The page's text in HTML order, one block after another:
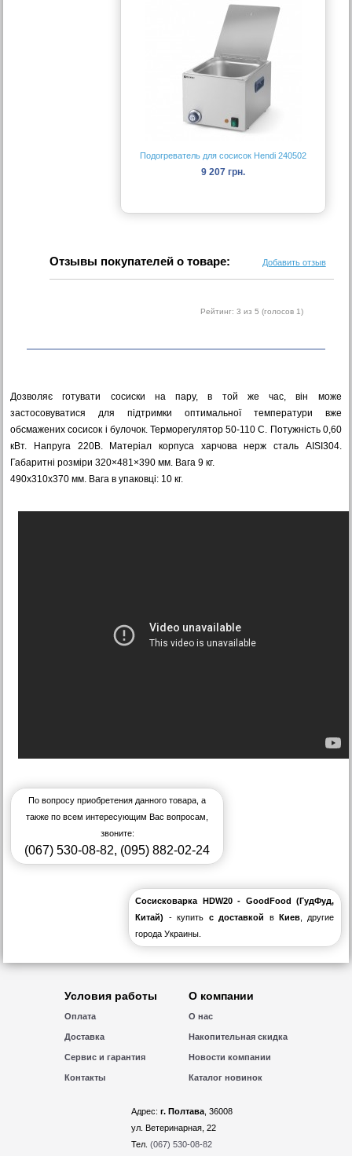
Подогреватель для сосисок Hendi 240502
9 207 грн.
Отзывы покупателей о товаре: Добавить отзыв
Рейтинг: 3 из 5 (голосов 1)
Дозволяє готувати сосиски на пару, в той же час, він може
застосовуватися для підтримки оптимальної температури вже
обсмажених сосисок і булочок. Терморегулятор 50-110 С. Потужність 0,60
кВт. Напруга 220В. Матеріал корпуса харчова нерж сталь AISI304.
Габаритні розміри 320×481×390 мм. Вага 9 кг.
490x310x370 мм. Вага в упаковці: 10 кг.
По вопросу приобретения данного товара, а
также по всем интересующим Вас вопросам,
звоните:
(067) 530-08-82, (095) 882-02-24
Сосисковарка HDW20 - GoodFood (ГудФуд,
Китай) - купить с доставкой в Киев, другие
города Украины.
Условия работы
Оплата
Доставка
Сервис и гарантия
Контакты
О компании
О нас
Накопительная скидка
Новости компании
Каталог новинок
Адрес: г. Полтава, 36008
ул. Ветеринарная, 22
Тел. (067) 530-08-82